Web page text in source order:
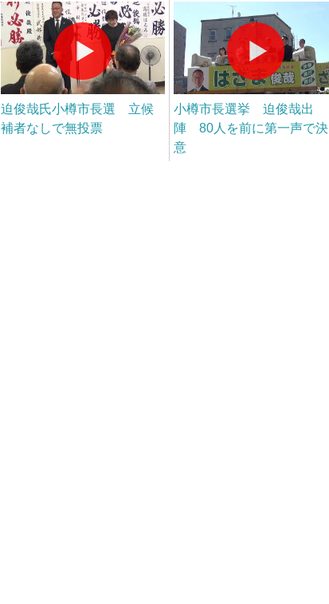
迫俊哉氏小樽市長選 立候
補者なしで無投票
小樽市長選挙 迫俊哉出
陣 80人を前に第一声で決
意